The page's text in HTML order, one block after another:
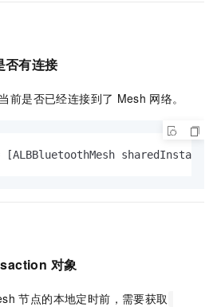
否有连接
前是否已经连接到了 Mesh 网络。
[ALBBluetoothMesh
对象
节点的本地定时前，需要获取